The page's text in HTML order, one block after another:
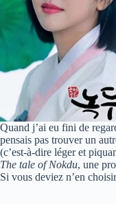
Quand j’ai eu fini de
pensais pas trouver un
(c’est-à-dire léger et
The tale of Nokdu, une
Si vous deviez n’en